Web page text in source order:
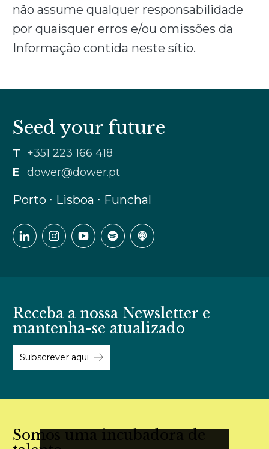
não assume qualquer responsabilidade
por quaisquer erros e/ou omissões da
Informação contida neste sítio.
Seed your future
T +351 223 166 418
E
dower@dower.pt
Porto ∙ Lisboa ∙ Funchal
Receba a nossa Newsletter e
mantenha-se atualizado
Subscrever aqui
Somos uma incubadora de